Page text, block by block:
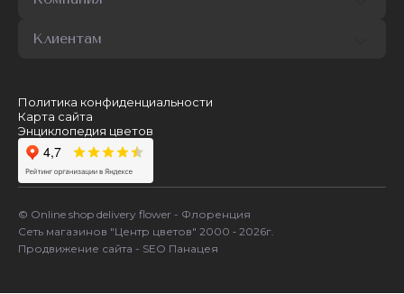
Клиентам
© Online shop delivery flower - Флоренция
Сеть магазинов "Центр цветов" 2000 ‐ 2026г.
Продвижение сайта - SEO Панацея
Политика конфиденциальности
Карта сайта
Энциклопедия цветов